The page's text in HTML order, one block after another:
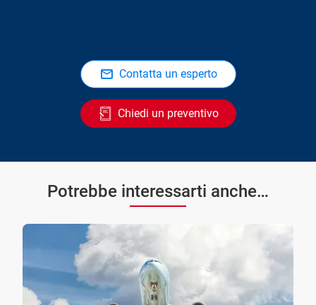
Contatta un esperto
Chiedi un preventivo
Potrebbe interessarti anche…